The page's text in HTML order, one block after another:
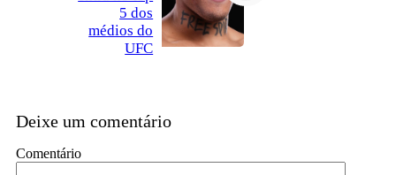
5 dos
médios do
UFC
Deixe um comentário
Comentário